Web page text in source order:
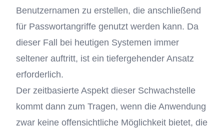
Benutzernamen zu erstellen, die anschließend
für Passwortangriffe genutzt werden kann. Da
dieser Fall bei heutigen Systemen immer
seltener auftritt, ist ein tiefergehender Ansatz
erforderlich.
Der zeitbasierte Aspekt dieser Schwachstelle
kommt dann zum Tragen, wenn die Anwendung
zwar keine offensichtliche Möglichkeit bietet, die